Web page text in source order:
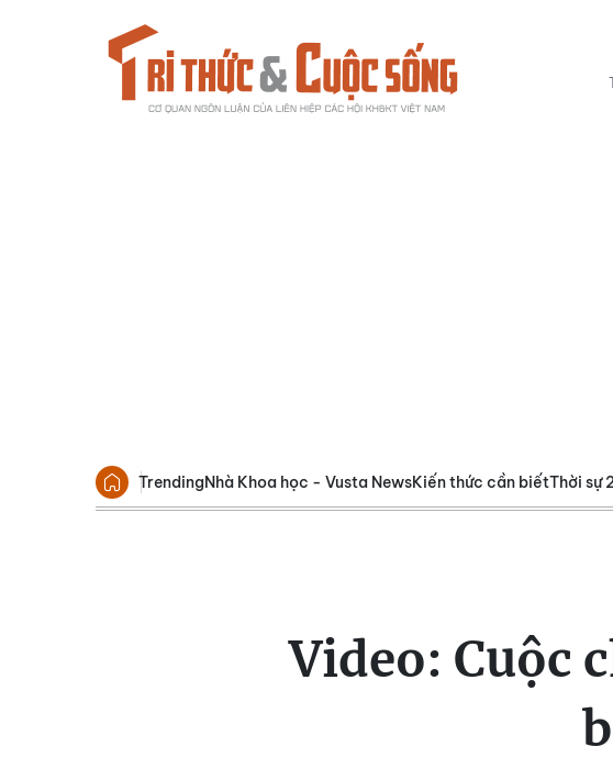
TrendingNhà Khoa học - Vusta NewsKiến thức cần biếtThời sự
Video: Cuộc